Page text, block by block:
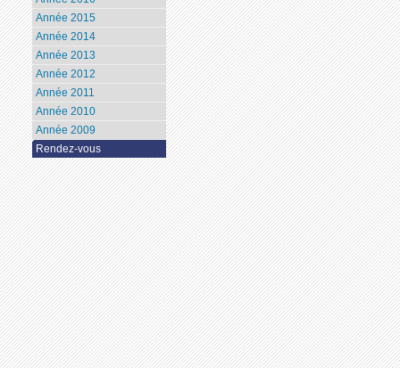
Année 2015
Année 2014
Année 2013
Année 2012
Année 2011
Année 2010
Année 2009
Rendez-vous